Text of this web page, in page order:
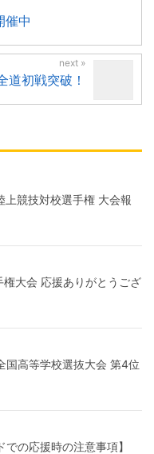
催中
道初戦突破！
競技対校選手権 大会報
大会 応援ありがとうござ
国高等学校選抜大会 第4位
での応援時の注意事項】